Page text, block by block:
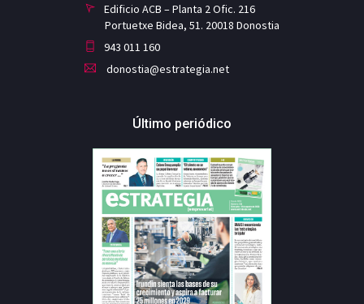
Edificio ACB – Planta 2 Ofic. 216
Portuetxe Bidea, 51. 20018 Donostia
943 011 160
donostia@estrategia.net
Último periódico